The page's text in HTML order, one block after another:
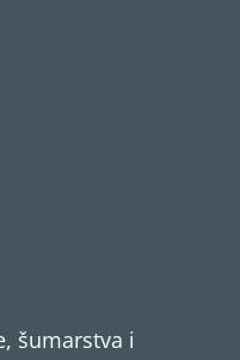
šumarstva i